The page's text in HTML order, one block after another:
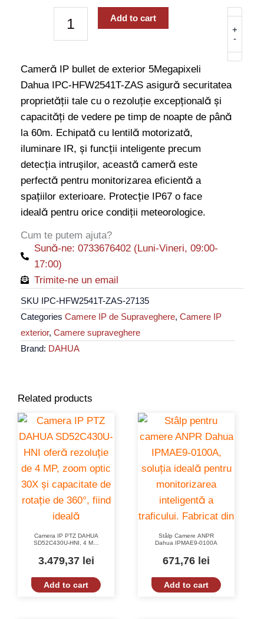
-
Bullet
Dahua
IPC-
HFW2541T-
ZAS-
27135
cu
Lentilă
Motorizată
și
IR
60m
quantity
+
Add to cart
Cameră IP bullet de exterior 5Megapixeli
Dahua IPC-HFW2541T-ZAS asigură securitatea
proprietății tale cu o rezoluție excepțională și
capacități de vedere pe timp de noapte de până
la 60m. Echipată cu lentilă motorizată,
iluminare IR, și funcții inteligente precum
detecția intrușilor, această cameră este
perfectă pentru monitorizarea eficientă a
spațiilor exterioare. Protecție IP67 o face
ideală pentru orice condiții meteorologice.
Cum te putem ajuta?
Sună-ne: 0733676402 (Luni-Vineri, 09:00-
17:00)
Trimite-ne un email
SKU IPC-HFW2541T-ZAS-27135
Categories Camere IP de Supraveghere, Camere IP
exterior, Camere supraveghere
Brand: DAHUA
Related products
Camera IP PTZ DAHUA
SD52C430U-HNI, 4 MP,
Nocturnă, PoE
3.479,37 lei
Add to cart
Stâlp Camere ANPR
Dahua IPMAE9-0100A
671,76 lei
Add to cart